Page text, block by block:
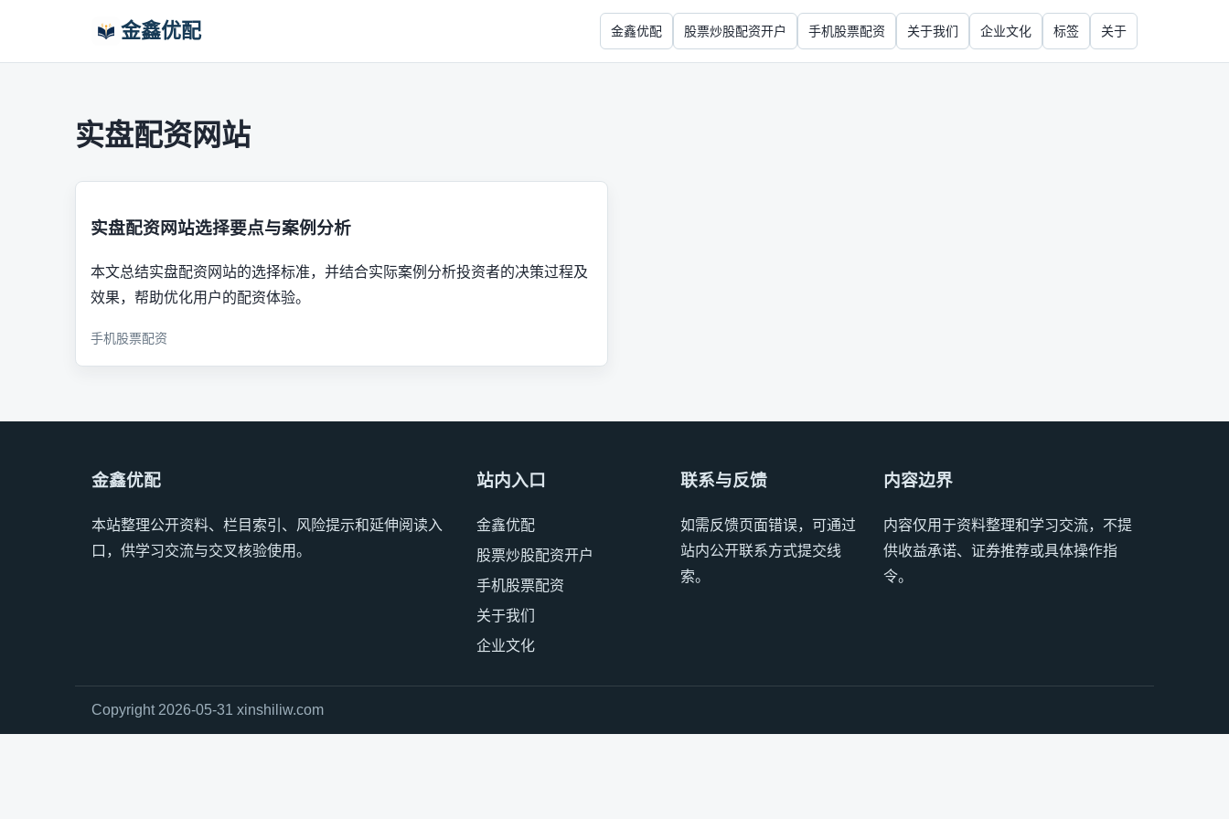
金鑫优配 金鑫优配 股票炒股配资开户 手机股票配资 关于我们 企业文化 标签 关于
实盘配资网站
实盘配资网站选择要点与案例分析
本文总结实盘配资网站的选择标准，并结合实际案例分析投资者的决策过程及
效果，帮助优化用户的配资体验。
手机股票配资
金鑫优配
本站整理公开资料、栏目索引、风险提示和延伸阅读入
口，供学习交流与交叉核验使用。
站内入口
金鑫优配
股票炒股配资开户
手机股票配资
关于我们
企业文化
联系与反馈
如需反馈页面错误，可通过
站内公开联系方式提交线
索。
内容边界
内容仅用于资料整理和学习交流，不提
供收益承诺、证券推荐或具体操作指
令。
Copyright 2026-05-31 xinshiliw.com